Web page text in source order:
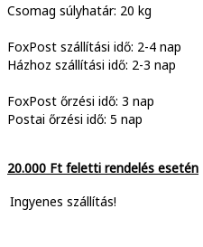
Csomag súlyhatár: 20 kg
FoxPost szállítási idő: 2-4 nap
Házhoz szállítási idő: 2-3 nap
FoxPost őrzési idő: 3 nap
Postai őrzési idő: 5 nap
20.000 Ft feletti rendelés esetén
Ingyenes szállítás!